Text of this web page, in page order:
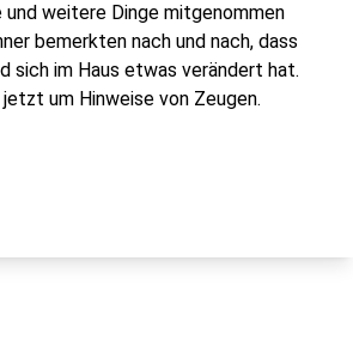
und weitere Dinge mitgenommen
bemerkten nach und nach, dass
sich im Haus etwas verändert hat.
um Hinweise von Zeugen.